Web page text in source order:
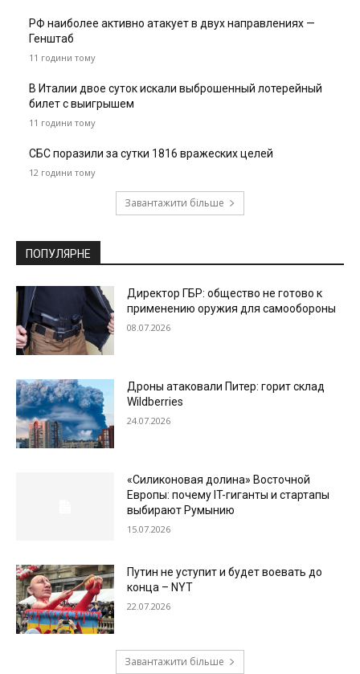
РФ наиболее активно атакует в двух направлениях —
Генштаб
11 години тому
В Италии двое суток искали выброшенный лотерейный
билет с выигрышем
11 години тому
СБС поразили за сутки 1816 вражеских целей
12 години тому
Завантажити більше
ПОПУЛЯРНЕ
Директор ГБР: общество не готово к
применению оружия для самообороны
08.07.2026
Дроны атаковали Питер: горит склад
Wildberries
24.07.2026
«Силиконовая долина» Восточной
Европы: почему IT-гиганты и стартапы
выбирают Румынию
15.07.2026
Путин не уступит и будет воевать до
конца – NYT
22.07.2026
Завантажити більше